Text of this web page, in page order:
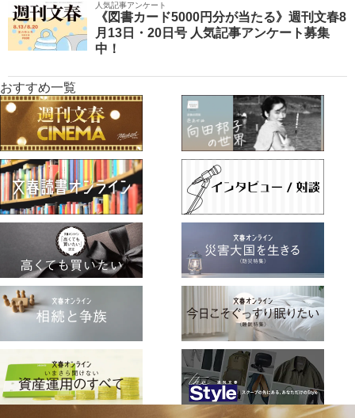
人気記事アンケート
《図書カード5000円分が当たる》週刊文春8
月13日・20日号 人気記事アンケート募集
中！
おすすめ一覧